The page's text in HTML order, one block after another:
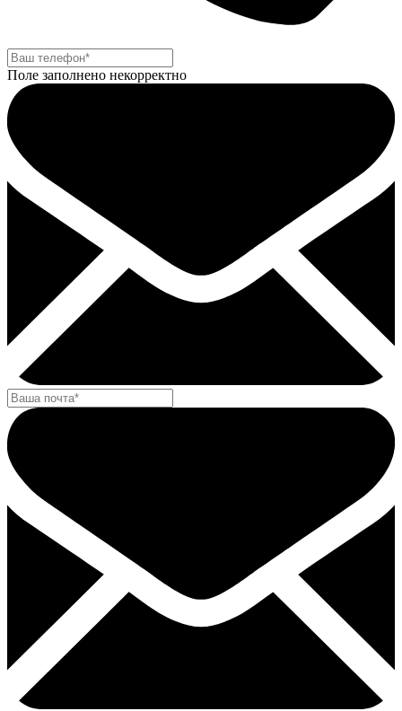
Поле заполнено некорректно